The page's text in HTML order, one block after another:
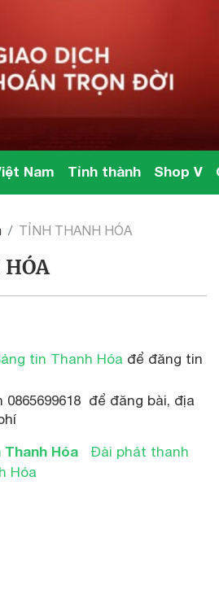
Nam Tỉnh thành Shop V
TỈNH THANH HÓA
tin Thanh Hóa để đăng tin
0865699618 để đăng bài, địa
Hóa
Đài phát thanh
Hóa